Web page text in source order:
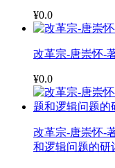
¥0.0
改革宗-唐崇怀-
¥0.0
改革宗-唐崇怀-
和逻辑问题的研